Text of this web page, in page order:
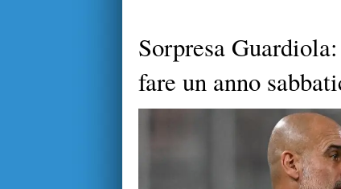
Sorpresa
fare un anno